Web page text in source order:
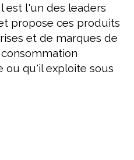
est l'un des leaders
propose ces produits
et de marques de
ou qu'il exploite sous